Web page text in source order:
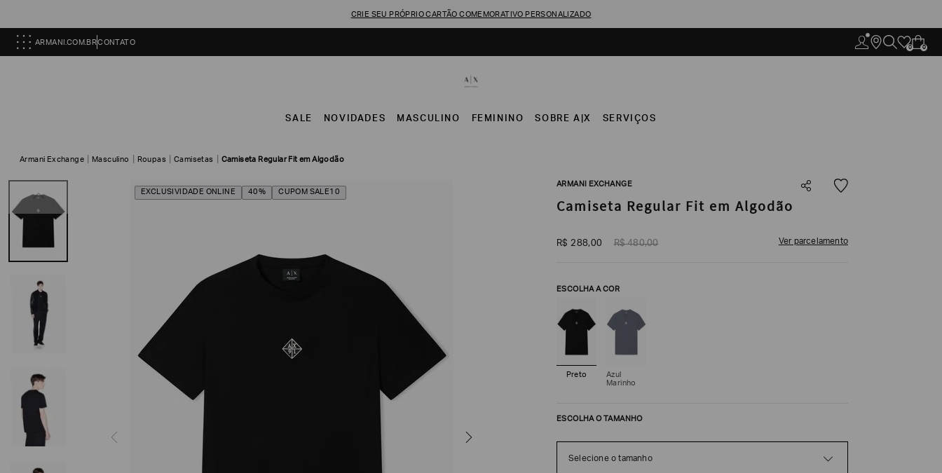
CRIE SEU PRÓPRIO CARTÃO COMEMORATIVO PERSONALIZADO
ARMANI.COM.BRCONTATO
0 0
SALE NOVIDADES MASCULINO FEMININO SOBRE A|X SERVIÇOS
Armani Exchange Masculino Roupas Camisetas Camiseta Regular Fit em Algodão
EXCLUSIVIDADE ONLINE 40% CUPOM SALE10
ARMANI EXCHANGE
Camiseta Regular Fit em Algodão
R$ 288,00 R$ 480,00 Ver parcelamento
ESCOLHA A COR
Preto
Azul
Marinho
ESCOLHA O TAMANHO
Selecione o tamanho